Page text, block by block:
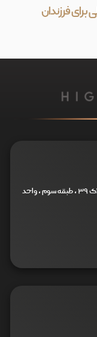
برای فرزندان
تهران ، خیابان جردن ، کوچه ارمغان شرقی ، پلاک ۳۹ ، طبقه سوم ، واحد